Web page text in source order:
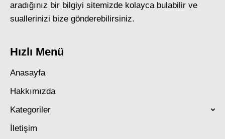
aradığınız bir bilgiyi sitemizde kolayca bulabilir ve
suallerinizi bize gönderebilirsiniz.
Hızlı Menü
Anasayfa
Hakkımızda
Kategoriler
İletişim